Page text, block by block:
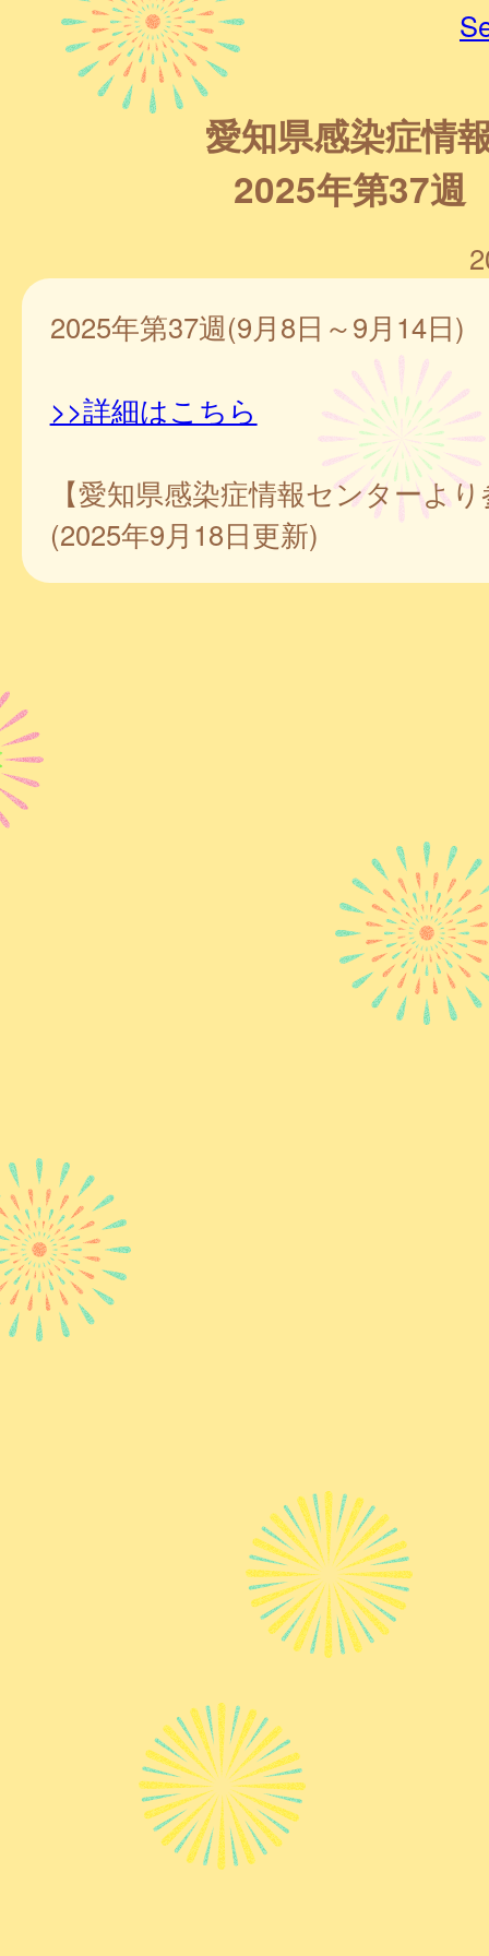
愛知県感染症情
2025年第37週
2025年第37週(9月8日～9月14日)
>>詳細はこちら
【愛知県感染症情報センターよ
(2025年9月18日更新)